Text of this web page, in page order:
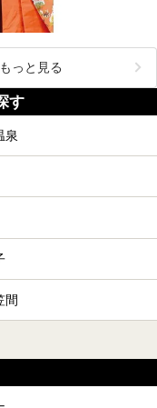
っと見る
す
泉
間